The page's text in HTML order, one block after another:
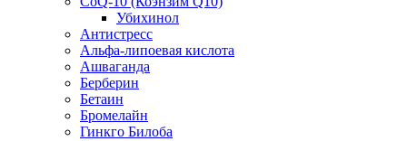
Убихинол
Антистресс
Альфа-липоевая кислота
Ашваганда
Берберин
Бетаин
Бромелайн
Гинкго Билоба